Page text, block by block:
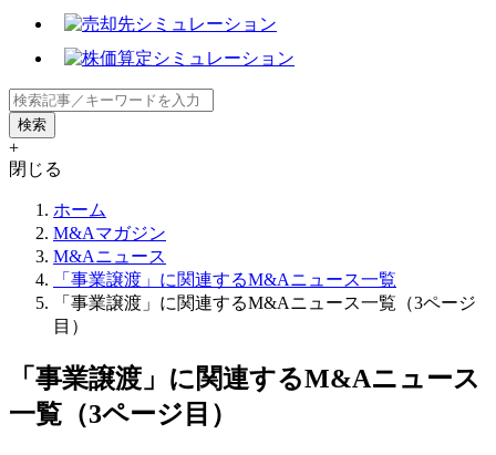
+
閉じる
ホーム
M&Aマガジン
M&Aニュース
「事業譲渡」に関連するM&Aニュース一覧
「事業譲渡」に関連するM&Aニュース一覧（3ページ
目）
「事業譲渡」に関連するM&Aニュース
一覧（3ページ目）